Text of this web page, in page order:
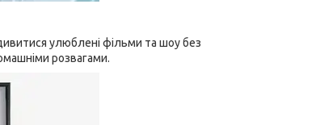
улюблені фільми та шоу без
розвагами.